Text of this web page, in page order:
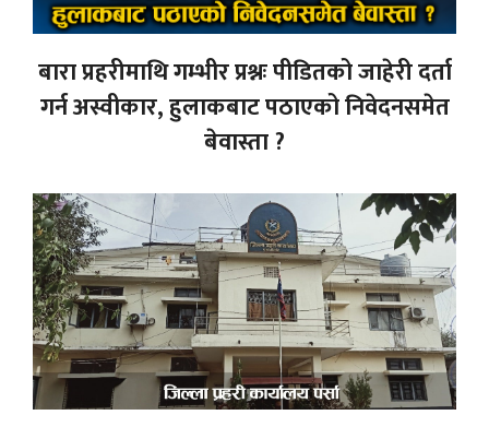
बारा प्रहरीमाथि गम्भीर प्रश्नः पीडितको जाहेरी दर्ता
गर्न अस्वीकार, हुलाकबाट पठाएको निवेदनसमेत
बेवास्ता ?